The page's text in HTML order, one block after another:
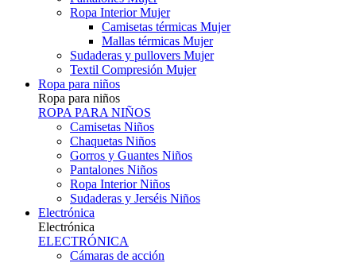
Ropa Interior Mujer
Camisetas térmicas Mujer
Mallas térmicas Mujer
Sudaderas y pullovers Mujer
Textil Compresión Mujer
Ropa para niños
Ropa para niños
ROPA PARA NIÑOS
Camisetas Niños
Chaquetas Niños
Gorros y Guantes Niños
Pantalones Niños
Ropa Interior Niños
Sudaderas y Jerséis Niños
Electrónica
Electrónica
ELECTRÓNICA
Cámaras de acción